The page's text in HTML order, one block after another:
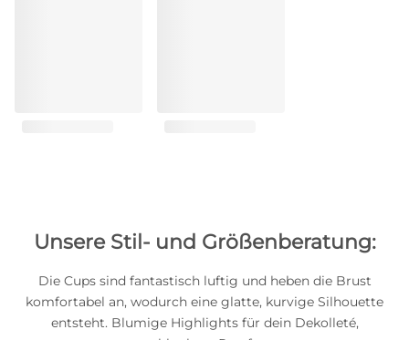
Unsere Stil- und Größenberatung:
Die Cups sind fantastisch luftig und heben die Brust
komfortabel an, wodurch eine glatte, kurvige Silhouette
entsteht. Blumige Highlights für dein Dekolleté,